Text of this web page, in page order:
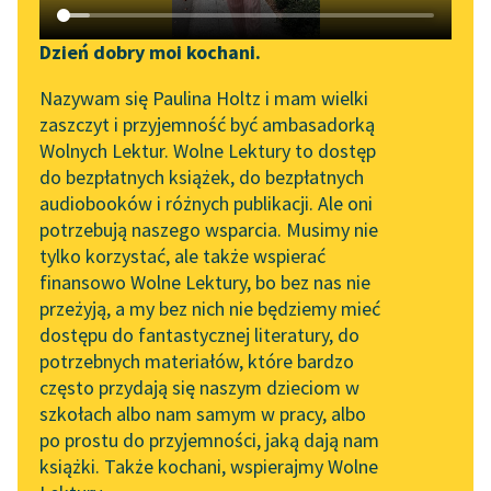
Katalog DAISY
Podkasty o książkach
Zgłoś brak utworu
Aktualności
Zapraszamy na spotkanie
online z tłumaczkami
literatury skandynawskiej
Spotkanie z Katarzyną
Tunkiel w Oslo
Wolne Lektury na 32.
Pol’and’Rock Festivalu
„Kochanek Lady
Chatterley” do słuchania
na Wolnych Lekturach
Nowy audiobook –
Narzędzia
Mapa Wolnych Lektur
Leśmianator
Przewodnik dla piszących i
czytających
API
OAI-PMH
Widget Wolnych Lektur
Przypisy
Dzień dobry moi kochani.
Nazywam się Paulina Holtz i mam wielki
zaszczyt i przyjemność być ambasadorką
Wolnych Lektur. Wolne Lektury to dostęp
do bezpłatnych książek, do bezpłatnych
audiobooków i różnych publikacji. Ale oni
potrzebują naszego wsparcia. Musimy nie
tylko korzystać, ale także wspierać
finansowo Wolne Lektury, bo bez nas nie
przeżyją, a my bez nich nie będziemy mieć
dostępu do fantastycznej literatury, do
potrzebnych materiałów, które bardzo
często przydają się naszym dzieciom w
szkołach albo nam samym w pracy, albo
po prostu do przyjemności, jaką dają nam
książki. Także kochani, wspierajmy Wolne
pobierz książkę
ŚniegStanisława Przybyszewskiego to realistyczno-
symboliczny dramat wystawiony po raz pierwszy w
1903 r. Prezentuje wątki i postaci typowe dla epoki
modernizmu.
Na scenie spotykają się nerwowy wrażliwy dekadent